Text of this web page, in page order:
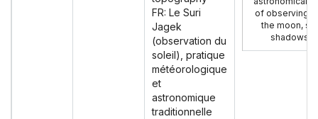
FR: Le Suri
Jagek
(observation du
soleil), pratique
météorologique
et
astronomique
traditionnelle
of observing
the moon,
shadows’